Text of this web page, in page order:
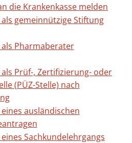
die Krankenkasse melden
gemeinnützige Stiftung
Pharmaberater
Prüf-, Zertifizierung- oder
(PÜZ-Stelle) nach
ausländischen
Sachkundelehrgangs